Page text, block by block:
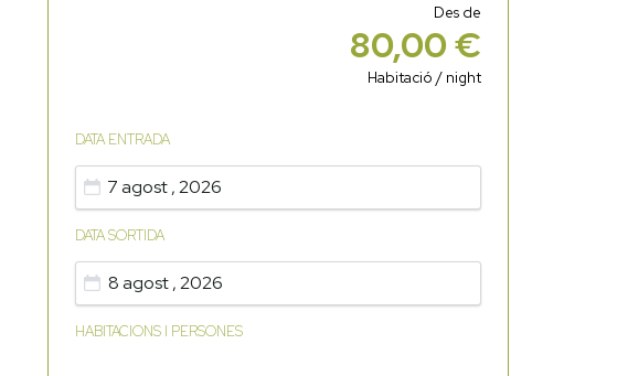
Des de
80,00 €
Habitació / night
DATA ENTRADA
7 agost , 2026
DATA SORTIDA
8 agost , 2026
HABITACIONS I PERSONES